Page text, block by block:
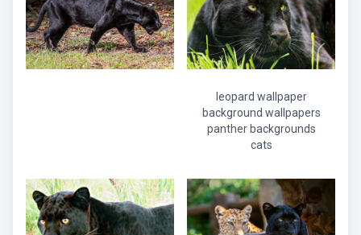
leopard wallpaper
background wallpapers
panther backgrounds
cats